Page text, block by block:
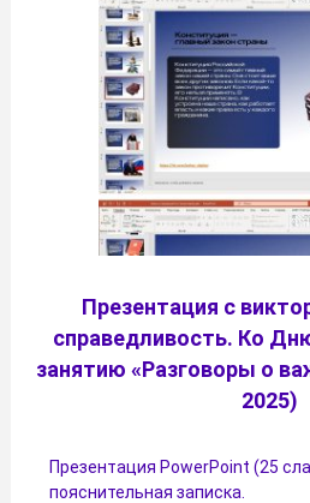
Презентация с
справедливость. Ко
занятию «Разговоры о
2025)
Презентация PowerPoint (25
пояснительная записка.